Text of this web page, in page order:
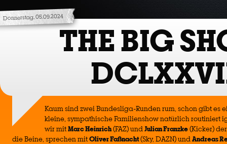
Donnerstag, 05.09.2024
THE BIG
Kaum sind zwei Bundesliga-Runden rum, schon gibt es
kleine, sympathische Familienshow natürlich routiniert
wir mitMarc Heinrich(FAZ) undJulian Franzke(Kicker)
die Beine, sprechen mitOliver Faßnacht(Sky, DAZN) undAndreas